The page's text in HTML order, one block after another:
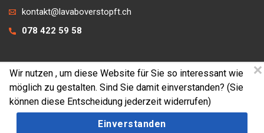
kontakt@lavaboverstopft.ch
078 422 59 58
© 2026 lavaboverstopft.ch
Kontakt
Impressum
Cookies
Wir nutzen , um diese Website für Sie so interessant wie
möglich zu gestalten. Sind Sie damit einverstanden? (Sie
können diese Entscheidung jederzeit widerrufen)
Einverstanden